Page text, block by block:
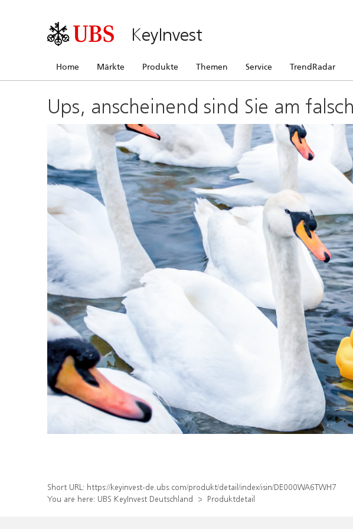
KeyInvest
Home Märkte Produkte Themen Service TrendRadar
Ups, anscheinend sind Sie am
Short URL: https://keyinvest-de.ubs.com/produkt/detail/index/isin/DE000WA6TWH7
You are here: UBS KeyInvest Deutschland Produktdetail